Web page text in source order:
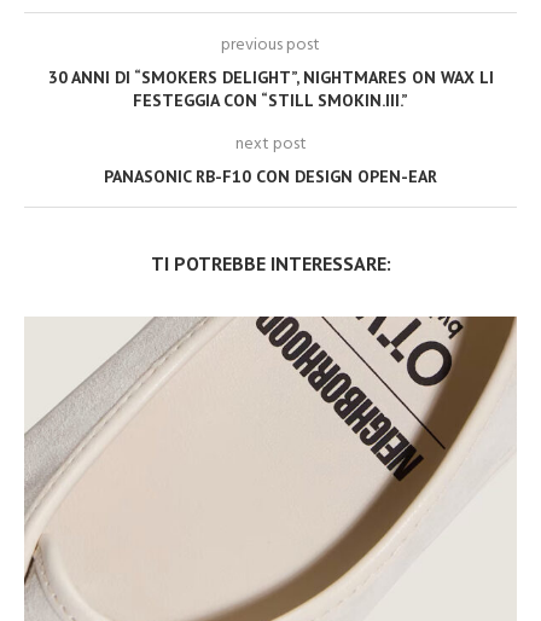
previous post
30 ANNI DI “SMOKERS DELIGHT”, NIGHTMARES ON WAX LI
FESTEGGIA CON “STILL SMOKIN.III.”
next post
PANASONIC RB-F10 CON DESIGN OPEN-EAR
TI POTREBBE INTERESSARE: